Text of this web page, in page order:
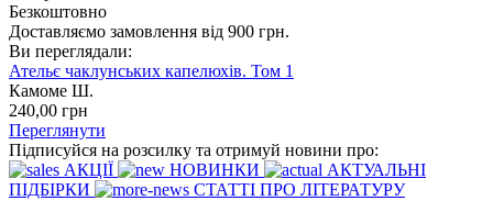
Безкоштовно
Доставляємо замовлення від 900 грн.
Ви переглядали:
Ательє чаклунських капелюхів. Том 1
Камоме Ш.
240,00 грн
Переглянути
Підписуйся на розсилку та отримуй новини про:
АКЦІЇ
НОВИНКИ
АКТУАЛЬНІ
ПІДБІРКИ
СТАТТІ ПРО ЛІТЕРАТУРУ